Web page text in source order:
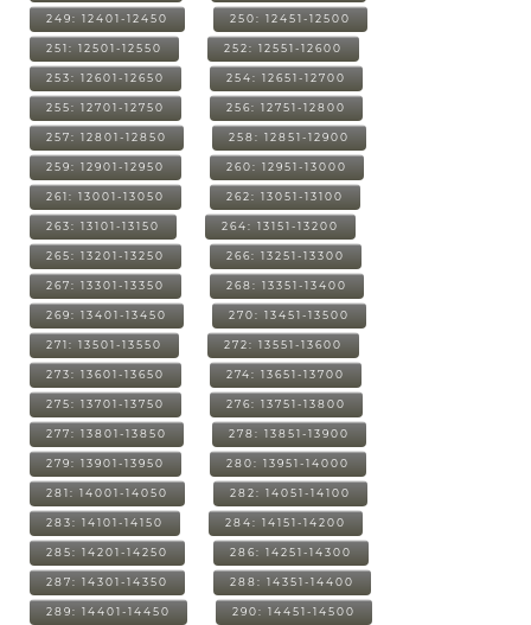
249: 12401-12450 250: 12451-12500
251: 12501-12550 252: 12551-12600
253: 12601-12650 254: 12651-12700
255: 12701-12750 256: 12751-12800
257: 12801-12850 258: 12851-12900
259: 12901-12950 260: 12951-13000
261: 13001-13050 262: 13051-13100
263: 13101-13150 264: 13151-13200
265: 13201-13250 266: 13251-13300
267: 13301-13350 268: 13351-13400
269: 13401-13450 270: 13451-13500
271: 13501-13550 272: 13551-13600
273: 13601-13650 274: 13651-13700
275: 13701-13750 276: 13751-13800
277: 13801-13850 278: 13851-13900
279: 13901-13950 280: 13951-14000
281: 14001-14050 282: 14051-14100
283: 14101-14150 284: 14151-14200
285: 14201-14250 286: 14251-14300
287: 14301-14350 288: 14351-14400
289: 14401-14450 290: 14451-14500